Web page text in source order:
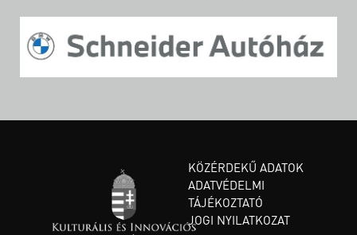
KÖZÉRDEKŰ ADATOK
ADATVÉDELMI
TÁJÉKOZTATÓ
JOGI NYILATKOZAT